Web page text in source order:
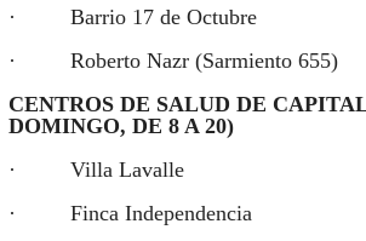
· Barrio 17 de Octubre
· Roberto Nazr (Sarmiento 655)
CENTROS DE SALUD DE
DOMINGO, DE 8 A 20)
· Villa Lavalle
· Finca Independencia